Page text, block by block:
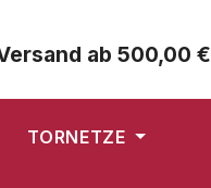
ab 500,00 €
TORNETZE